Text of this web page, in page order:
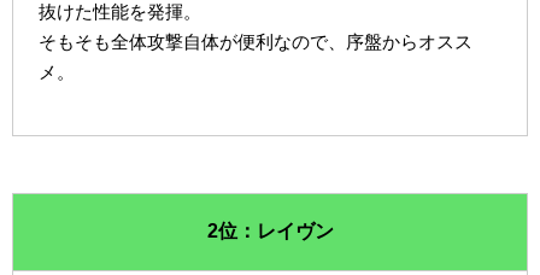
抜けた性能を発揮。
そもそも全体攻撃自体が便利なので、序盤からオスス
メ。
2位：レイヴン